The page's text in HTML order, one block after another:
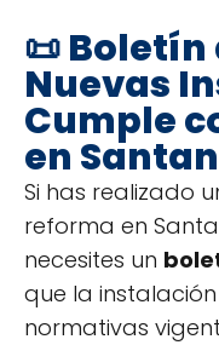
📜
Nuevas
Cumple
en
Si has realizado
reforma en
necesites un
que la
normativas